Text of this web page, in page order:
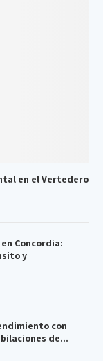
en el Vertedero
Concordia:
y
con
de...